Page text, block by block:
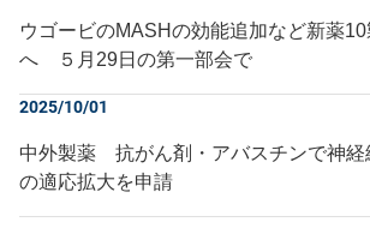
ウゴービのMASHの効能追加など新薬
へ ５月29日の第一部会で
2025/10/01
中外製薬 抗がん剤・アバスチンで神経
の適応拡大を申請